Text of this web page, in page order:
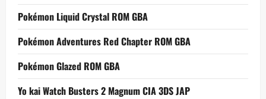
Pokémon Liquid Crystal ROM GBA
Pokémon Adventures Red Chapter ROM GBA
Pokémon Glazed ROM GBA
Yo kai Watch Busters 2 Magnum CIA 3DS JAP